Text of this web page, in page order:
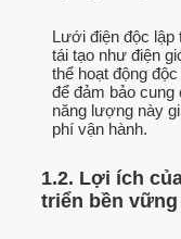
Lưới điện độc
tái tạo như điện
thể hoạt động
để đảm bảo
năng lượng này
phí vận hành.
1.2. Lợi ích
triển bền vững